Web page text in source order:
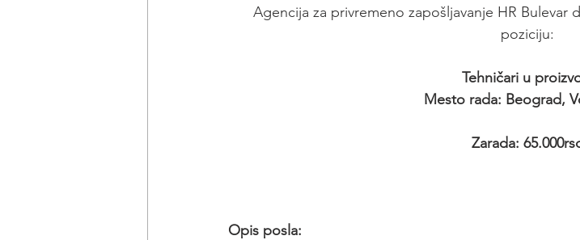
Agencija za privremeno zapošljavanje HR Bulevar
poziciju:
Tehničari u
Mesto rada: Beograd,
Zarada:
Opis posla: